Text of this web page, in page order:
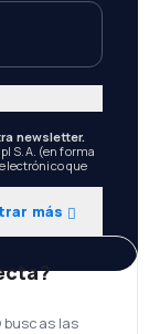
newsletter.
S.A. (en forma
que
más
buscas las